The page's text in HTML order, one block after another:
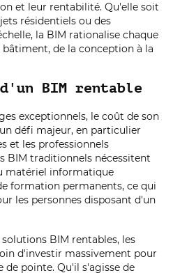
et leur rentabilité. Qu'elle soit
résidentiels ou des
la BIM rationalise chaque
de la conception à la
BIM rentable
exceptionnels, le coût de son
défi majeur, en particulier
et les professionnels
BIM traditionnels nécessitent
matériel informatique
formation permanents, ce qui
les personnes disposant d'un
BIM rentables, les
d'investir massivement pour
de pointe. Qu'il s'agisse de